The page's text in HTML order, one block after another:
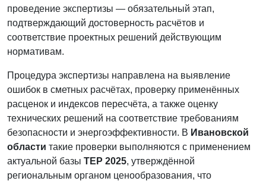
проведение экспертизы — обязательный этап,
подтверждающий достоверность расчётов и
соответствие проектных решений действующим
нормативам.
Процедура экспертизы направлена на выявление
ошибок в сметных расчётах, проверку применённых
расценок и индексов пересчёта, а также оценку
технических решений на соответствие требованиям
безопасности и энергоэффективности. В Ивановской
области такие проверки выполняются с применением
актуальной базы ТЕР 2025, утверждённой
региональным органом ценообразования, что